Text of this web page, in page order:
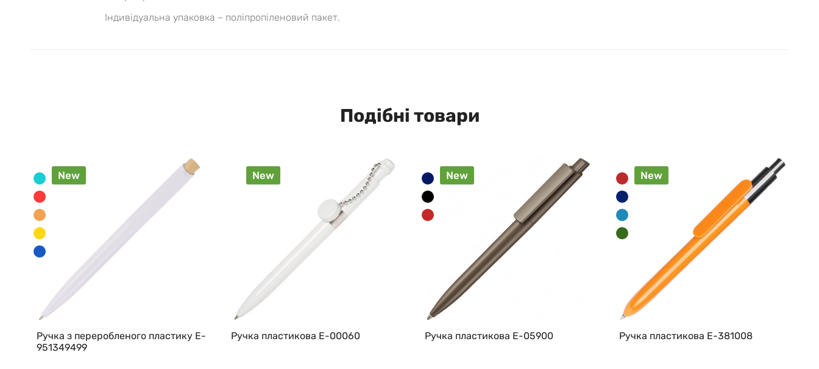
Індивідуальна упаковка – поліпропіленовий пакет.
Подібні товари
New
Ручка з переробленого пластику E-
951349499
New
Ручка пластикова E-00060
New
Ручка пластикова E-05900
New
Ручка пластикова E-381008